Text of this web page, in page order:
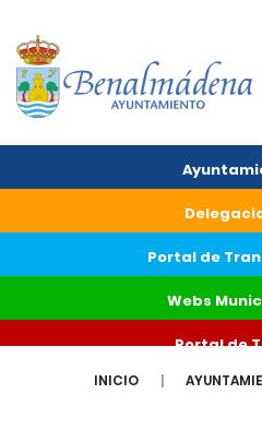
Portal de
Webs
Portal de
INICIO